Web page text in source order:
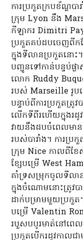
ការប្រកួតក្របខ័ណ្ឌបា
ក្រុម Lyon នឹង
កីឡាករ Dimitri
ប្រកួតគប់ដបចេញពីក
ក្នុងទីលានប្រកួតនោ
បញ្ជូនទៅកាន់បន្ទប់ផ្
លោក Ruddy
របស់ Marseille រូ
បន្ទាប់ពីការប្រកួតត្រូវ
លើកទីពីរហើយក្នុងរដូ
វាយនឹងដបចំពេលមាន
របស់បារាំង។ ការប្
ក្រុម Nice កាលពីខែ
ខ្សែបម្រើ West
គាំទ្រសម្រុកចូលទីលា
ក្នុង​ចំណោម​នោះ​ត្រូវ​ប
ដាក់​បម្រាម​មួយ​ប្រកួត។
បម្រើ Valentin
របួសបបូរមាត់នៅពេ
ប្រកួតបើករដូវកាល